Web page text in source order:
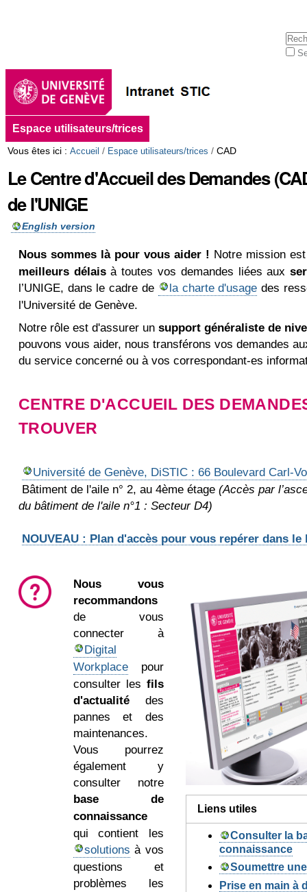
à
navigation
Espace utilisateurs/trices
Vous êtes ici : Accueil / Espace utilisateurs/trices / CAD
Le Centre d'Accueil des Demandes
de l'UNIGE
English version
Nous sommes là pour vous aider ! Notre mission
meilleurs délaisà toutes vos demandes liées aux
l’UNIGE, dans le cadre de
la charte d'usage des
l'Université de Genève.
Notre rôle est d'assurer un support généraliste de
pouvons vous aider, nous transférons vos demandes
du service concerné ou à vos correspondant-es
CENTRE D'ACCUEIL DES
TROUVER
Université de Genève, DiSTIC : 66 Boulevard Carl-
Bâtiment de l'aile n° 2, au 4ème étage (Accès par
du bâtiment de l'aile n°1 : Secteur D4)
NOUVEAU : Plan d'accès pour vous repérer dans le
Liens utiles
Consulter la
connaissance
Soumettre
Prise en main à
Nous vous
recommandons
de vous
connecter à
Digital
Workplacepour
consulter les fils
d'actualitédes
pannes et des
maintenances.
Vous pourrez
également y
consulter notre
base de
connaissance
qui contient les
solutions à vos
questions et
problèmes les